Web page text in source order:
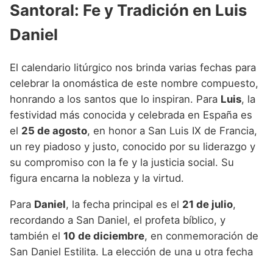
Santoral: Fe y Tradición en Luis
Daniel
El calendario litúrgico nos brinda varias fechas para
celebrar la onomástica de este nombre compuesto,
honrando a los santos que lo inspiran. Para Luis, la
festividad más conocida y celebrada en España es
el 25 de agosto, en honor a San Luis IX de Francia,
un rey piadoso y justo, conocido por su liderazgo y
su compromiso con la fe y la justicia social. Su
figura encarna la nobleza y la virtud.
Para Daniel, la fecha principal es el 21 de julio,
recordando a San Daniel, el profeta bíblico, y
también el 10 de diciembre, en conmemoración de
San Daniel Estilita. La elección de una u otra fecha